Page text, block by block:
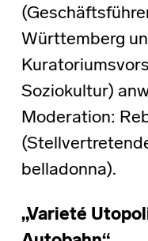
Württemberg
Soziokultur)
Moderation:
belladonna).
„Varieté